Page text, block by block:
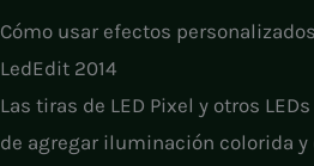
Cómo usar efectos
LedEdit 2014
Las tiras de LED Pixel y otros
de agregar iluminación colorida